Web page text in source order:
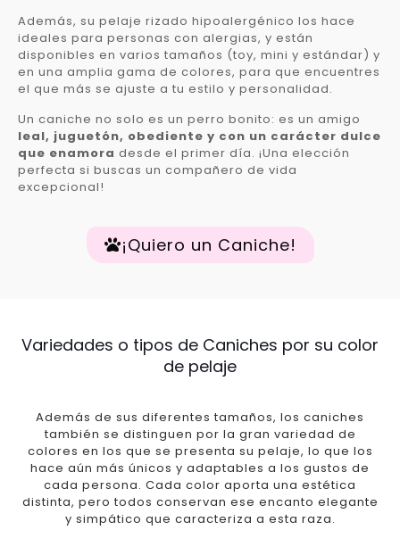
Además, su pelaje rizado hipoalergénico los hace
ideales para personas con alergias, y están
disponibles en varios tamaños (toy, mini y estándar) y
en una amplia gama de colores, para que encuentres
el que más se ajuste a tu estilo y personalidad.
Un caniche no solo es un perro bonito: es un amigo
leal, juguetón, obediente y con un carácter dulce
que enamora desde el primer día. ¡Una elección
perfecta si buscas un compañero de vida
excepcional!
¡Quiero un Caniche!
Variedades o tipos de Caniches por su color
de pelaje
Además de sus diferentes tamaños, los caniches
también se distinguen por la gran variedad de
colores en los que se presenta su pelaje, lo que los
hace aún más únicos y adaptables a los gustos de
cada persona. Cada color aporta una estética
distinta, pero todos conservan ese encanto elegante
y simpático que caracteriza a esta raza.